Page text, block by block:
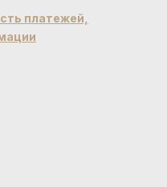
платежей,